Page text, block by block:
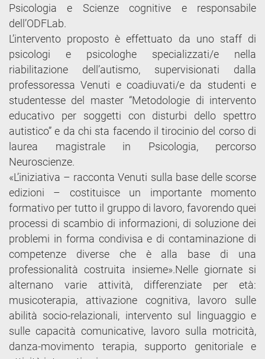
Psicologia e Scienze cognitive e responsabile
dell’ODFLab.
L’intervento proposto è effettuato da uno staff di
psicologi e psicologhe specializzati/e nella
riabilitazione dell’autismo, supervisionati dalla
professoressa Venuti e coadiuvati/e da studenti e
studentesse del master “Metodologie di intervento
educativo per soggetti con disturbi dello spettro
autistico” e da chi sta facendo il tirocinio del corso di
laurea magistrale in Psicologia, percorso
Neuroscienze.
«L’iniziativa – racconta Venuti sulla base delle scorse
edizioni – costituisce un importante momento
formativo per tutto il gruppo di lavoro, favorendo quei
processi di scambio di informazioni, di soluzione dei
problemi in forma condivisa e di contaminazione di
competenze diverse che è alla base di una
professionalità costruita insieme».Nelle giornate si
alternano varie attività, differenziate per età:
musicoterapia, attivazione cognitiva, lavoro sulle
abilità socio-relazionali, intervento sul linguaggio e
sulle capacità comunicative, lavoro sulla motricità,
danza-movimento terapia, supporto genitoriale e